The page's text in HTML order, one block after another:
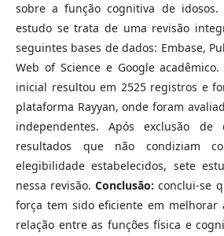
sobre a função cognitiva de idosos.
estudo se trata de uma revisão
seguintes bases de dados: Embase,
Web of Science e Google acadêmico.
inicial resultou em 2525 registros e
plataforma Rayyan, onde foram
independentes. Após exclusão de
resultados que não condiziam
elegibilidade estabelecidos, sete
nessa revisão.Conclusão: conclui-se
força tem sido eficiente em melhorar
relação entre as funções física e